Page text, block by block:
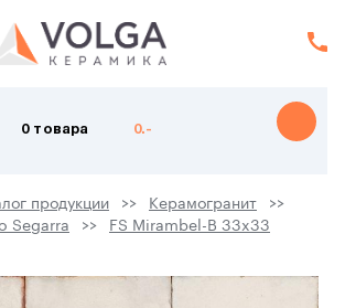
0 товара 0.-
продукции
Керамогранит
Segarra
FS Mirambel-B 33x33